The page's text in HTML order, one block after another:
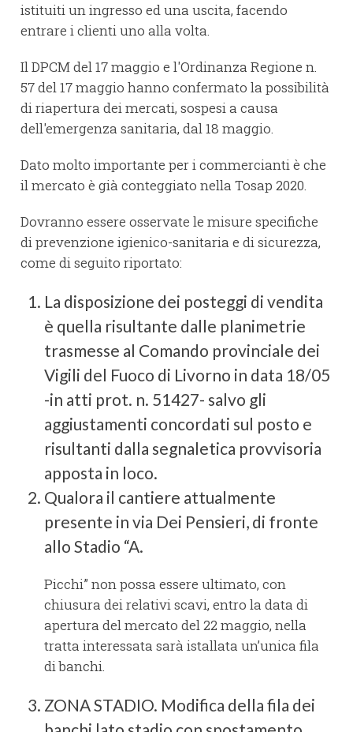
istituiti un ingresso ed una uscita, facendo
entrare i clienti uno alla volta.
Il DPCM del 17 maggio e l'Ordinanza Regione n.
57 del 17 maggio hanno confermato la possibilità
di riapertura dei mercati, sospesi a causa
dell'emergenza sanitaria, dal 18 maggio.
Dato molto importante per i commercianti è che
il mercato è già conteggiato nella Tosap 2020.
Dovranno essere osservate le misure specifiche
di prevenzione igienico-sanitaria e di sicurezza,
come di seguito riportato:
La disposizione dei posteggi di vendita
è quella risultante dalle planimetrie
trasmesse al Comando provinciale dei
Vigili del Fuoco di Livorno in data 18/05
-in atti prot. n. 51427- salvo gli
aggiustamenti concordati sul posto e
risultanti dalla segnaletica provvisoria
apposta in loco.
Qualora il cantiere attualmente
presente in via Dei Pensieri, di fronte
allo Stadio “A.
Picchi” non possa essere ultimato, con
chiusura dei relativi scavi, entro la data di
apertura del mercato del 22 maggio, nella
tratta interessata sarà istallata un’unica fila
di banchi.
ZONA STADIO. Modifica della fila dei